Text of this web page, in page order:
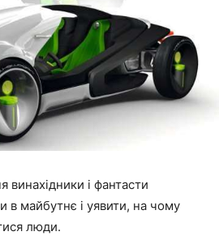
і фантасти
в майбутнє і уявити, на чому
люди.